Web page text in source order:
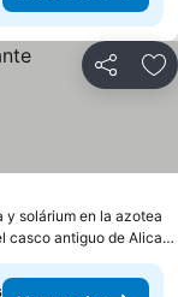
Compartir
y solárium en la azotea
casco antiguo de